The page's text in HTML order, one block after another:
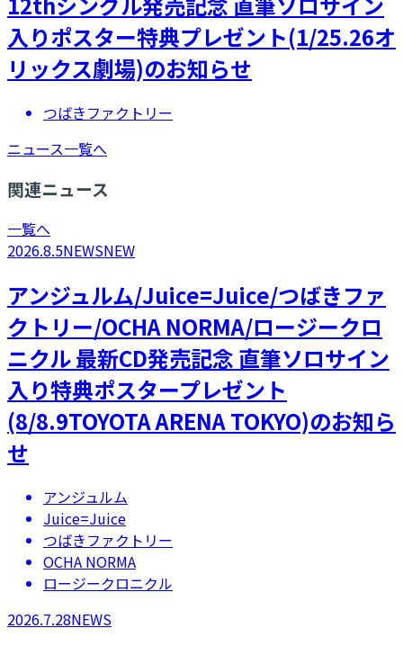
入りポスター特典プレゼント(1/25.26オ
リックス劇場)のお知らせ
つばきファクトリー
ニュース一覧へ
関連ニュース
一覧へ
2026.8.5NEWSNEW
アンジュルム/Juice=Juice/つばきファ
クトリー/OCHA NORMA/ロージークロ
ニクル 最新CD発売記念 直筆ソロサイン
入り特典ポスタープレゼント
(8/8.9TOYOTA ARENA TOKYO)のお知ら
せ
アンジュルム
Juice=Juice
つばきファクトリー
OCHA NORMA
ロージークロニクル
2026.7.28NEWS